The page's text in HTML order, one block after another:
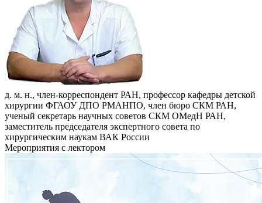
д. м. н., член-корреспондент РАН, профессор кафедры детской
хирургии ФГАОУ ДПО РМАНПО, член бюро СКМ РАН,
ученый секретарь научных советов СКМ ОМедН РАН,
заместитель председателя экспертного совета по
хирургическим наукам ВАК России
Мероприятия с лектором